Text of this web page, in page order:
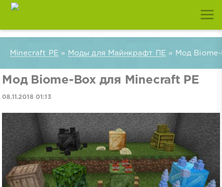
Minecraft PE » Моды для Майнкрафт ПЕ » Мод
Мод Biome-Box для Minecraft PE
08.11.2018 01:13